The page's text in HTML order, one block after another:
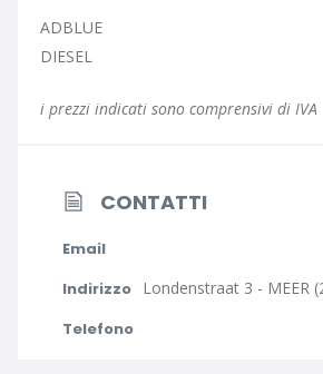
ADBLUE
DIESEL
i prezzi indicati sono comprensivi di IVA
CONTATTI
Email
Indirizzo Londenstraat 3 - MEER
Telefono